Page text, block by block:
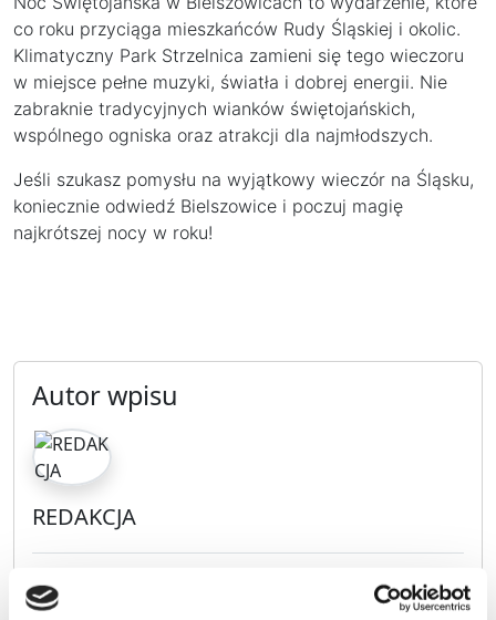
co roku przyciąga mieszkańców Rudy Śląskiej i okolic.
Klimatyczny Park Strzelnica zamieni się tego wieczoru
w miejsce pełne muzyki, światła i dobrej energii. Nie
zabraknie tradycyjnych wianków świętojańskich,
wspólnego ogniska oraz atrakcji dla najmłodszych.
Jeśli szukasz pomysłu na wyjątkowy wieczór na Śląsku,
koniecznie odwiedź Bielszowice i poczuj magię
najkrótszej nocy w roku!
Autor wpisu
REDAKCJA
Wszystkie moje artykuły